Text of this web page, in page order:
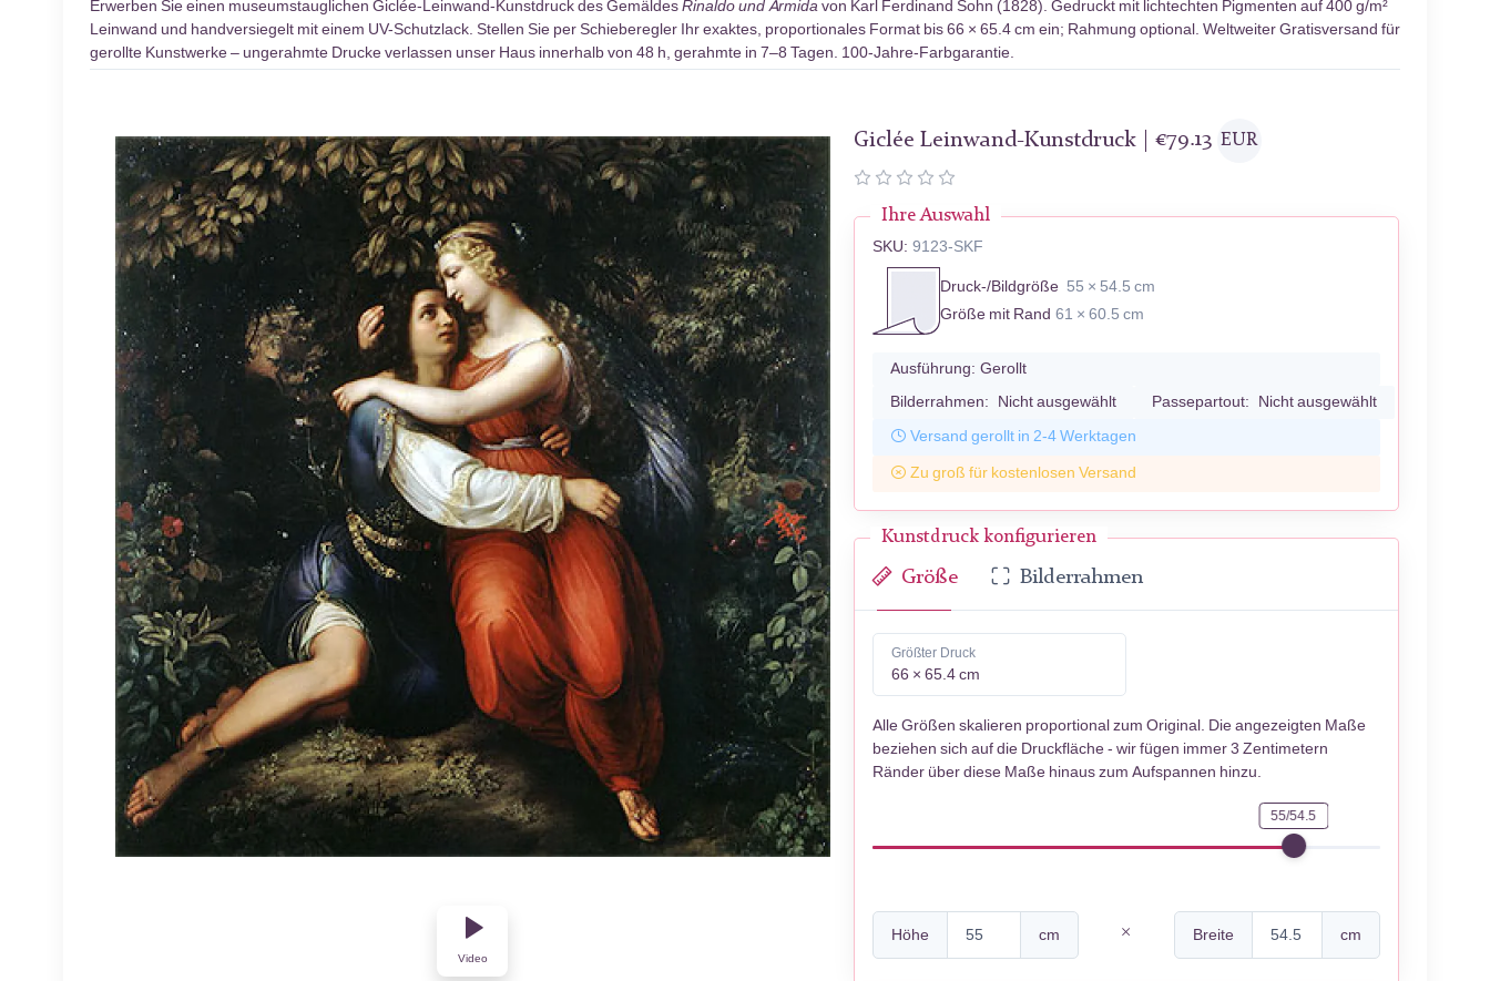
Erwerben Sie einen museumstauglichen Giclée-Leinwand-Kunstdruck des GemäldesRinaldo und Armidavon Karl Ferdinand Sohn (1828). Gedruckt mit lichtechten Pigmenten auf 400 g/m²
Leinwand und handversiegelt mit einem UV-Schutzlack. Stellen Sie per Schieberegler Ihr exaktes, proportionales Format bis 66 × 65.4 cm ein; Rahmung optional. Weltweiter Gratisversand für
gerollte Kunstwerke – ungerahmte Drucke verlassen unser Haus innerhalb von 48 h, gerahmte in 7–8 Tagen. 100-Jahre-Farbgarantie.
Video
Giclée Leinwand-Kunstdruck |€79.13 EUR
Ihre Auswahl
SKU: 9123-SKF
Druck-/Bildgröße 55 × 54.5 cm
Größe mit Rand 61 × 60.5 cm
Ausführung: Gerollt
Bilderrahmen: Nicht ausgewählt Passepartout: Nicht ausgewählt
Versand gerollt in 2-4 Werktagen
Zu groß für kostenlosen Versand
Kunstdruck konfigurieren
Größe Bilderrahmen
Größter Druck
66 × 65.4 cm
Alle Größen skalieren proportional zum Original. Die angezeigten Maße
beziehen sich auf die Druckfläche - wir fügen immer 3 Zentimetern
Ränder über diese Maße hinaus zum Aufspannen hinzu.
55/54.5
Höhe cm Breite cm